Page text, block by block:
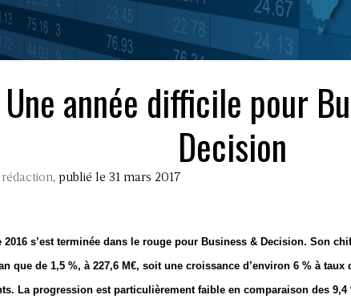
Une année difficile pour
Decision
rédaction, publié le 31 mars 2017
2016 s’est terminée dans le rouge pour Business & Decision. Son
que de 1,5 %, à 227,6 M€, soit une croissance d’environ 6 % à taux
La progression est particulièrement faible en comparaison des